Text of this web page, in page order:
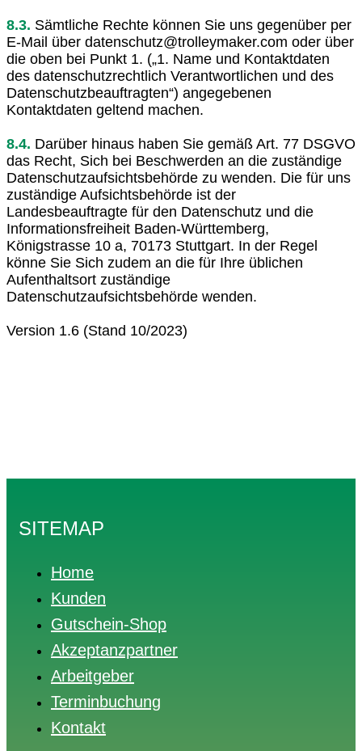
8.3. Sämtliche Rechte können Sie uns gegenüber per
E-Mail über datenschutz@trolleymaker.com oder über
die oben bei Punkt 1. („1. Name und Kontaktdaten
des datenschutzrechtlich Verantwortlichen und des
Datenschutzbeauftragten“) angegebenen
Kontaktdaten geltend machen.
8.4. Darüber hinaus haben Sie gemäß Art. 77 DSGVO
das Recht, Sich bei Beschwerden an die zuständige
Datenschutzaufsichtsbehörde zu wenden. Die für uns
zuständige Aufsichtsbehörde ist der
Landesbeauftragte für den Datenschutz und die
Informationsfreiheit Baden-Württemberg,
Königstrasse 10 a, 70173 Stuttgart. In der Regel
könne Sie Sich zudem an die für Ihre üblichen
Aufenthaltsort zuständige
Datenschutzaufsichtsbehörde wenden.
Version 1.6 (Stand 10/2023)
SITEMAP
Home
Kunden
Gutschein-Shop
Akzeptanzpartner
Arbeitgeber
Terminbuchung
Kontakt